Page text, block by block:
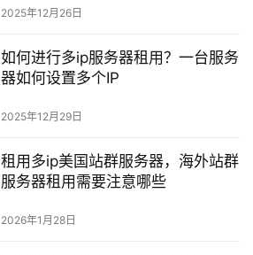
2025年12月26日
如何进行多ip服务器租用？一台服务
器如何设置多个IP
2025年12月29日
租用多ip美国站群服务器，海外站群
服务器租用需要注意哪些
2026年1月28日